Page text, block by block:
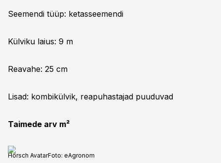
Seemendi tüüp: ketasseemendi
Külviku laius: 9 m
Reavahe: 25 cm
Lisad: kombikülvik, reapuhastajad puuduvad
Taimede arv m²
Horsch AvatarFoto: eAgronom